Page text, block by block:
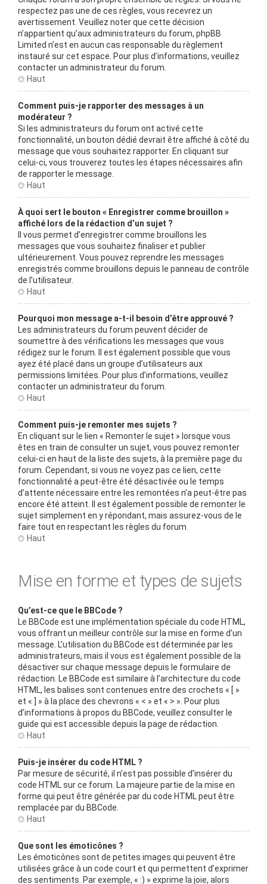
respectez pas une de ces règles, vous recevrez un
avertissement. Veuillez noter que cette décision
n’appartient qu’aux administrateurs du forum, phpBB
Limited n’est en aucun cas responsable du règlement
instauré sur cet espace. Pour plus d’informations, veuillez
contacter un administrateur du forum.
Haut
Comment puis-je rapporter des messages à un
modérateur ?
Si les administrateurs du forum ont activé cette
fonctionnalité, un bouton dédié devrait être affiché à côté du
message que vous souhaitez rapporter. En cliquant sur
celui-ci, vous trouverez toutes les étapes nécessaires afin
de rapporter le message.
Haut
À quoi sert le bouton « Enregistrer comme brouillon »
affiché lors de la rédaction d’un sujet ?
Il vous permet d’enregistrer comme brouillons les
messages que vous souhaitez finaliser et publier
ultérieurement. Vous pouvez reprendre les messages
enregistrés comme brouillons depuis le panneau de contrôle
de l’utilisateur.
Haut
Pourquoi mon message a-t-il besoin d’être approuvé ?
Les administrateurs du forum peuvent décider de
soumettre à des vérifications les messages que vous
rédigez sur le forum. Il est également possible que vous
ayez été placé dans un groupe d’utilisateurs aux
permissions limitées. Pour plus d’informations, veuillez
contacter un administrateur du forum.
Haut
Comment puis-je remonter mes sujets ?
En cliquant sur le lien « Remonter le sujet » lorsque vous
êtes en train de consulter un sujet, vous pouvez remonter
celui-ci en haut de la liste des sujets, à la première page du
forum. Cependant, si vous ne voyez pas ce lien, cette
fonctionnalité a peut-être été désactivée ou le temps
d’attente nécessaire entre les remontées n’a peut-être pas
encore été atteint. Il est également possible de remonter le
sujet simplement en y répondant, mais assurez-vous de le
faire tout en respectant les règles du forum.
Haut
Mise en forme et types de sujets
Qu’est-ce que le BBCode ?
Le BBCode est une implémentation spéciale du code HTML,
vous offrant un meilleur contrôle sur la mise en forme d’un
message. L’utilisation du BBCode est déterminée par les
administrateurs, mais il vous est également possible de la
désactiver sur chaque message depuis le formulaire de
rédaction. Le BBCode est similaire à l’architecture du code
HTML, les balises sont contenues entre des crochets « [ »
et « ] » à la place des chevrons « < » et « > ». Pour plus
d’informations à propos du BBCode, veuillez consulter le
guide qui est accessible depuis la page de rédaction.
Haut
Puis-je insérer du code HTML ?
Par mesure de sécurité, il n’est pas possible d’insérer du
code HTML sur ce forum. La majeure partie de la mise en
forme qui peut être générée par du code HTML peut être
remplacée par du BBCode.
Haut
Que sont les émoticônes ?
Les émoticônes sont de petites images qui peuvent être
utilisées grâce à un code court et qui permettent d’exprimer
des sentiments. Par exemple, « :) » exprime la joie, alors